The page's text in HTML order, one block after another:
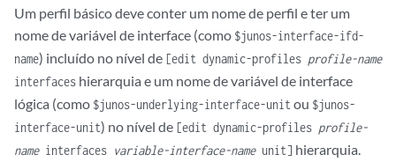
Um perfil básico deve conter um nome de perfil e ter um
nome de variável de interface (como $junos-interface-ifd-
name) incluído no nível de [edit dynamic-profiles profile-name
interfaces hierarquia e um nome de variável de interface
lógica (como $junos-underlying-interface-unitou $junos-
interface-unit) no nível de [edit dynamic-profiles profile-
nameinterfaces variable-interface-nameunit] hierarquia.